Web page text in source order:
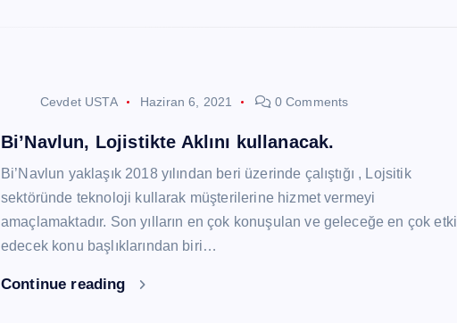
Cevdet USTA Haziran 6, 2021 0 Comments
Bi’Navlun, Lojistikte Aklını kullanacak.
Bi’Navlun yaklaşık 2018 yılından beri üzerinde çalıştığı , Lojsitik
sektöründe teknoloji kullarak müşterilerine hizmet vermeyi
amaçlamaktadır. Son yılların en çok konuşulan ve geleceğe en çok etki
edecek konu başlıklarından biri…
Continue reading